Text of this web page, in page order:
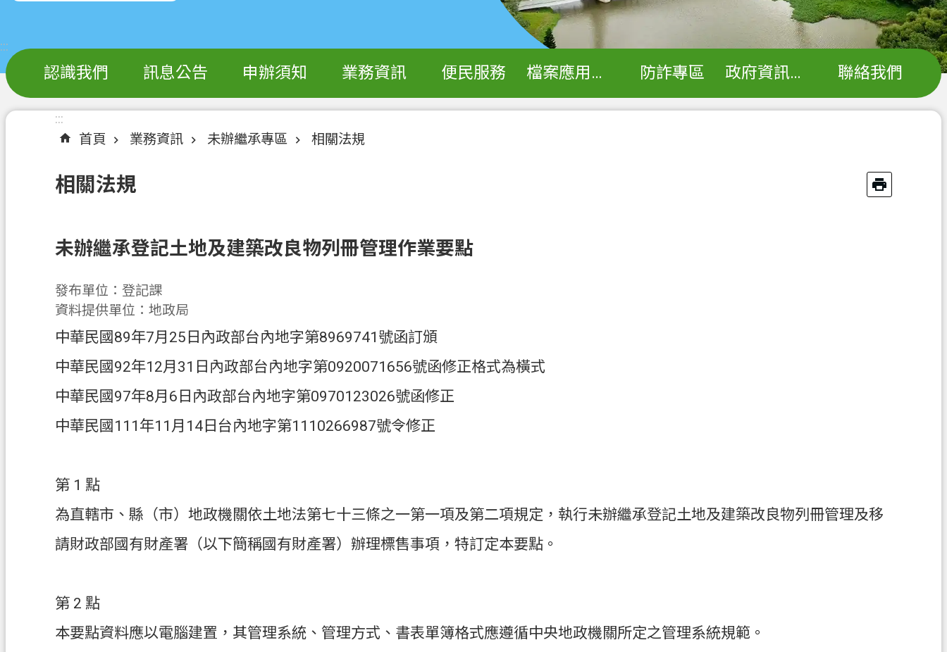
:::
認識我們 訊息公告 申辦須知 業務資訊 便民服務 檔案應用專區 防詐專區 政府資訊公開 聯絡我們
:::
首頁
業務資訊 未辦繼承專區 相關法規
相關法規
未辦繼承登記土地及建築改良物列冊管理作業要點
發布單位：登記課
資料提供單位：地政局
中華民國89年7月25日內政部台內地字第8969741號函訂頒
中華民國92年12月31日內政部台內地字第0920071656號函修正格式為橫式
中華民國97年8月6日內政部台內地字第0970123026號函修正
中華民國111年11月14日台內地字第1110266987號令修正
第 1 點
為直轄市、縣（市）地政機關依土地法第七十三條之一第一項及第二項規定，執行未辦繼承登記土地及建築改良物列冊管理及移
請財政部國有財產署（以下簡稱國有財產署）辦理標售事項，特訂定本要點。
第 2 點
本要點資料應以電腦建置，其管理系統、管理方式、書表單簿格式應遵循中央地政機關所定之管理系統規範。